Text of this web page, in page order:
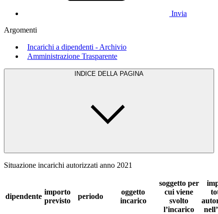
Invia
Argomenti
Incarichi a dipendenti - Archivio
Amministrazione Trasparente
INDICE DELLA PAGINA
Situazione incarichi autorizzati anno 2021
dipendente
importo
previsto
periodo
oggetto
incarico
soggetto per
cui viene
svolto
l’incarico